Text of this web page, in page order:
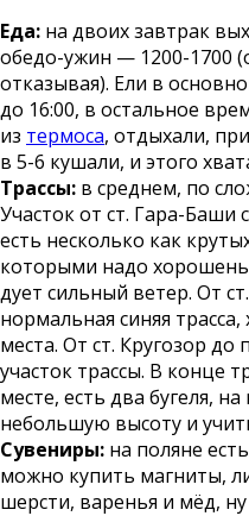
Еда: на двоих завтрак
обедо-ужин — 1200-1700
отказывая). Ели в
до 16:00, в остальное
из термоса, отдыхали,
в 5-6 кушали, и этого
Трассы: в среднем, по
Участок от ст. Гара-
есть несколько как
которыми надо
дует сильный ветер. От
нормальная синяя
места. От ст. Кругозор
участок трассы. В конце
месте, есть два бугеля,
небольшую высоту и
Сувениры: на поляне
можно купить магниты,
шерсти, варенья и мёд,